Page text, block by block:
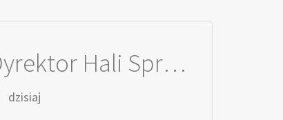
Dyrektor Hali Sprzedaży
dzisiaj